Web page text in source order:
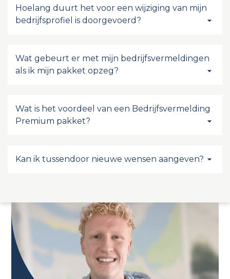
Hoelang duurt het voor een wijziging van mijn
bedrijfsprofiel is doorgevoerd?
Wat gebeurt er met mijn bedrijfsvermeldingen
als ik mijn pakket opzeg?
Wat is het voordeel van een Bedrijfsvermelding
Premium pakket?
Kan ik tussendoor nieuwe wensen aangeven?